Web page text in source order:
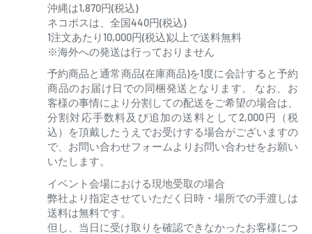
沖縄は1,870円(税込)
ネコポスは、全国440円(税込)
1注文あたり10,000円(税込)以上で送料無料
※海外への発送は行っておりません
予約商品と通常商品(在庫商品)を1度に会計すると予約
商品のお届け日での同梱発送となります。 なお、お
客様の事情により分割しての配送をご希望の場合は、
分割対応手数料及び追加の送料として2,000円（税
込）を頂戴したうえでお受けする場合がございますの
で、お問い合わせフォームよりお問い合わせをお願い
いたします。
イベント会場における現地受取の場合
弊社より指定させていただく日時・場所での手渡しは
送料は無料です。
但し、当日に受け取りを確認できなかったお客様につ